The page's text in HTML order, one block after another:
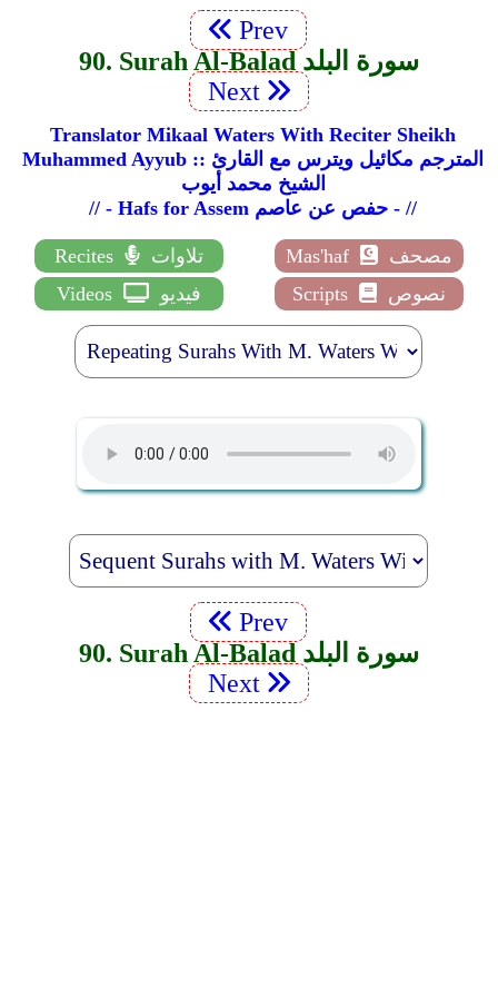
Prev
90. Surah Al-Balad سورة البلد
Next
Translator Mikaal Waters With Reciter Sheikh
Muhammed Ayyub :: المترجم مكائيل ويترس مع القارئ
الشيخ محمد أيوب
// - Hafs for Assem حفص عن عاصم - //
Recites تلاوات Mas'haf
مصحف
Videos
فيديو Scripts نصوص
Prev
90. Surah Al-Balad سورة البلد
Next